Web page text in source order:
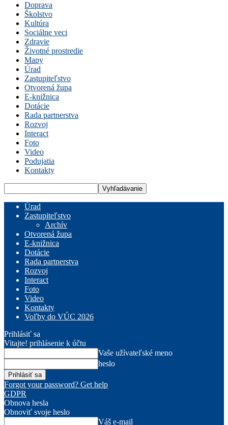
Doprava
Školstvo
Kultúra
Sociálne veci
Zdravie
Životné prostredie
Mapy
Úrad
Zastupiteľstvo
Otvorená župa
E-knižnica
Dotácie
Rada partnerstva
Rozvoj
Interact
Foto
Video
Podujatia
Kontakty
Úrad
Zastupiteľstvo
Archív
Otvorená župa
E-knižnica
Dotácie
Rada partnerstva
Rozvoj
Interact
Foto
Video
Kontakty
Voľby do VÚC 2026
Prihlásiť sa
Vitajte! prihlásenie k účtu
Vaše užívateľské meno
heslo
Forgot your password? Get help
GDPR
Obnova hesla
Obnoviť svoje heslo
Váš e-mail